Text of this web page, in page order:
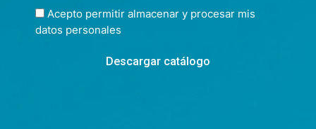
Acepto permitir almacenar y procesar mis
datos personales
Descargar catálogo